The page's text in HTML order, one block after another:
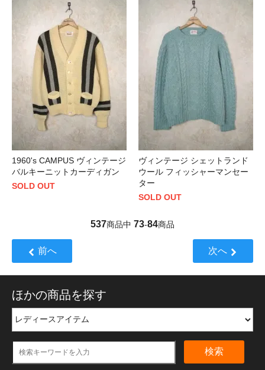
1960's CAMPUS ヴィンテージ
バルキーニットカーディガン
SOLD OUT
ヴィンテージ シェットランド
ウール フィッシャーマンセー
ター
SOLD OUT
537商品中 73-84商品
前へ 次へ
ほかの商品を探す
検索